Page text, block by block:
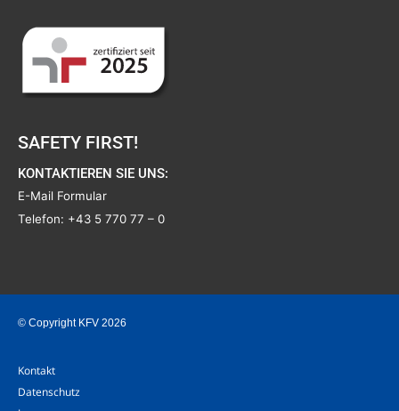
SAFETY FIRST!
KONTAKTIEREN SIE UNS:
E-Mail Formular
Telefon: +43 5 770 77 – 0
© Copyright KFV 2026
Kontakt
Datenschutz